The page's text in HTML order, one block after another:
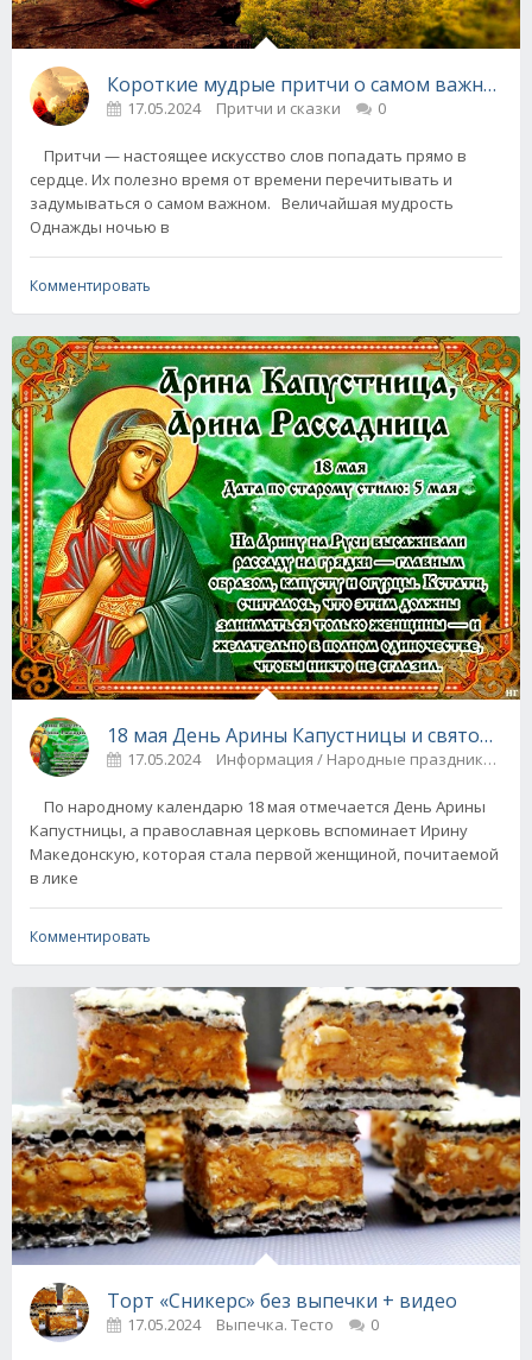
Короткие мудрые притчи о самом важном
17.05.2024 Притчи и сказки 0
Притчи — настоящее искусство слов попадать прямо в
сердце. Их полезно время от времени перечитывать и
задумываться о самом важном. Величайшая мудрость
Однажды ночью в
Комментировать
18 мая День Арины Капустницы и святой
17.05.2024 Информация / Народные праздники
По народному календарю 18 мая отмечается День Арины
Капустницы, а православная церковь вспоминает Ирину
Македонскую, которая стала первой женщиной, почитаемой
в лике
Комментировать
Торт «Сникерс» без выпечки + видео
17.05.2024 Выпечка. Тесто 0